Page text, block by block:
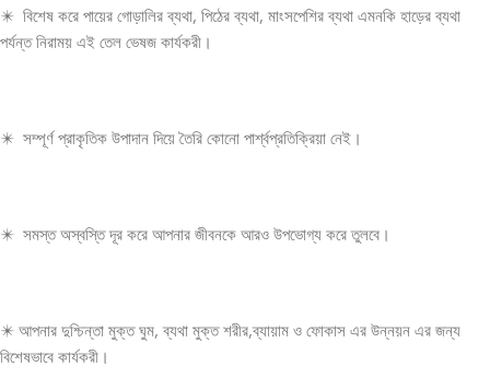
✴️ বিশেষ করে পায়ের গোড়ালির ব্যথা, পিঠের ব্যথা, মাংসপেশির ব্যথা এমনকি হাড়ের ব্যথা
পর্যন্ত নিরাময় এই তেল ভেষজ কার্যকরী।
✴️ সম্পূর্ণ প্রাকৃতিক উপাদান দিয়ে তৈরি কোনো পার্শ্বপ্রতিক্রিয়া নেই।
✴️ সমস্ত অস্বস্তি দূর করে আপনার জীবনকে আরও উপভোগ্য করে তুলবে।
✴️ আপনার দুশ্চিন্তা মুক্ত ঘুম, ব্যথা মুক্ত শরীর,ব্যায়াম ও ফোকাস এর উন্নয়ন এর জন্য
বিশেষভাবে কার্যকরী।